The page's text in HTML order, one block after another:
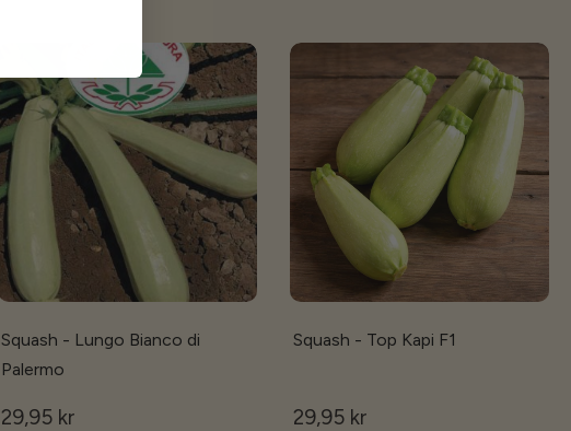
Squash - Lungo Bianco di
Palermo
29,95 kr
Squash - Top Kapi F1
29,95 kr